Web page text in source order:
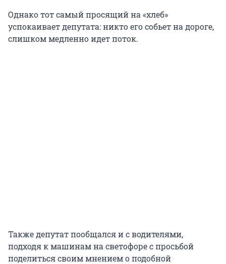
Однако тот самый просящий на «хлеб»
успокаивает депутата: никто его собьет на дороге,
слишком медленно идет поток.
Также депутат пообщался и с водителями,
подходя к машинам на светофоре с просьбой
поделиться своим мнением о подобной